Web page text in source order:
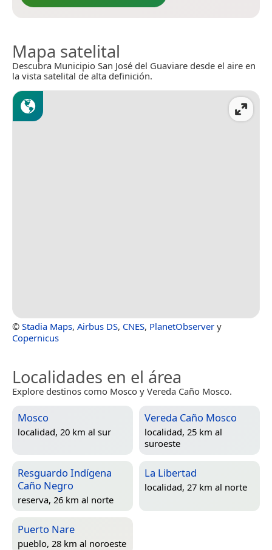
Mapa satelital
Descubra Municipio San José del Guaviare desde el aire en
la vista satelital de alta definición.
© Stadia Maps, Airbus DS, CNES, PlanetObserver y
Copernicus
Localidades en el área
Explore destinos como Mosco y Vereda Caño Mosco.
Mosco
localidad, 20 km al sur
Vereda Caño Mosco
localidad, 25 km al
suroeste
Resguardo Indígena
Caño Negro
reserva, 26 km al norte
La Libertad
localidad, 27 km al norte
Puerto Nare
pueblo, 28 km al noroeste